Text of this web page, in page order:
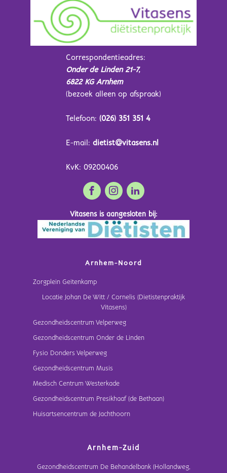
Correspondentieadres:
Onder de Linden 21-7,
6822 KG Arnhem
(bezoek alleen op afspraak)
Telefoon: (026) 351 351 4
E-mail: dietist@vitasens.nl
KvK: 09200406
Vitasens is aangesloten bij:
Arnhem-Noord
Zorgplein Geitenkamp
Locatie Johan De Witt / Cornelis (Dietistenpraktijk
Vitasens)
Gezondheidscentrum Velperweg
Gezondheidscentrum Onder de Linden
Fysio Donders Velperweg
Gezondheidscentrum Musis
Medisch Centrum Westerkade
Gezondheidscentrum Presikhaaf (de Bethaan)
Huisartsencentrum de Jachthoorn
Arnhem-Zuid
Gezondheidscentrum De Behandelbank (Hollandweg,